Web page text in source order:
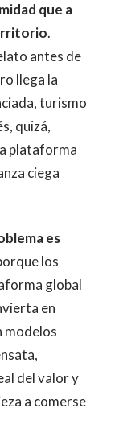
que a
.
antes de
llega la
turismo
quizá,
plataforma
ciega
es
los
global
en
modelos
del valor y
a comerse